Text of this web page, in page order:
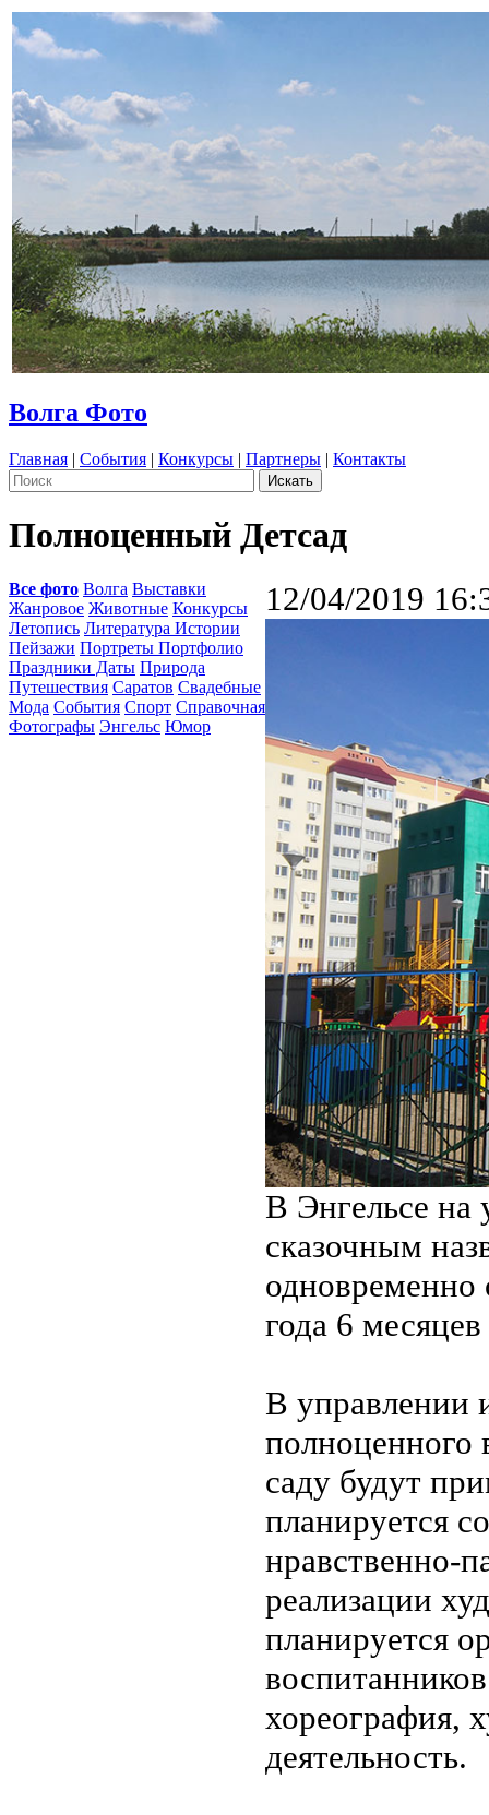
Волга Фото
Главная | События | Конкурсы | Партнеры | Контакты
Полноценный Детсад
Все фото Волга Выставки
Жанровое Животные Конкурсы
Летопись Литература Истории
Пейзажи Портреты Портфолио
Праздники Даты Природа
Путешествия Саратов Свадебные
Мода События Спорт Справочная
Фотографы Энгельс Юмор
12/04/2019
В Энгельсе на
сказочным
одновременно
года 6
В управлении
полноценного
саду будут
планируется
нравственно-
реализации
планируется
хореография,
деятельность.